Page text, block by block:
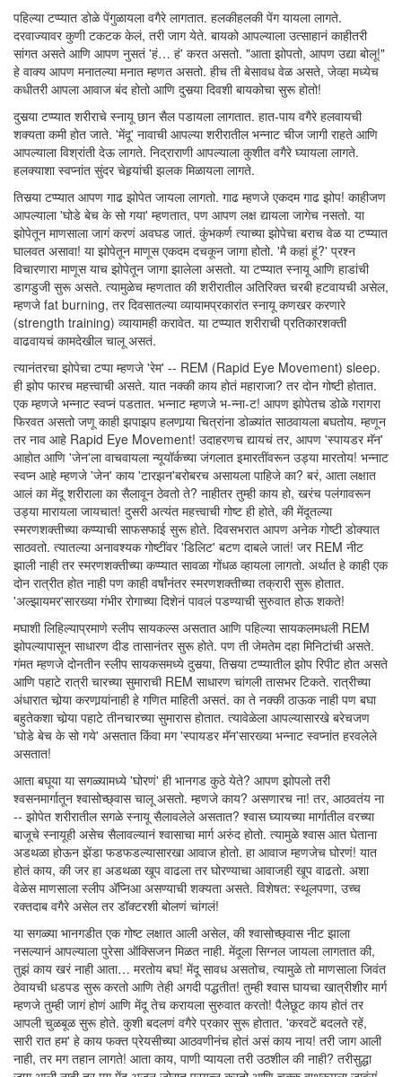
पहिल्या टप्प्यात डोळे पेंगुळायला वगैरे लागतात. हलकीहलकी पेंग यायला लागते.
दरवाज्यावर कुणी टकटक केलं, तरी जाग येते. बायको आपल्याला उत्साहानं काहीतरी
सांगत असते आणि आपण नुसतं 'हं… हं' करत असतो. "आता झोपतो, आपण उद्या बोलू!"
हे वाक्य आपण मनातल्या मनात म्हणत असतो. हीच ती बेसावध वेळ असते, जेव्हा मध्येच
कधीतरी आपला आवाज बंद होतो आणि दुसर्‍या दिवशी बायकोचा सुरू होतो!
दुसर्‍या टप्प्यात शरीराचे स्नायू छान सैल पडायला लागतात. हात-पाय वगैरे हलवायची
शक्यता कमी होत जाते. 'मेंदू' नावाची आपल्या शरीरातील भन्नाट चीज जागी राहते आणि
आपल्याला विश्रांती देऊ लागते. निद्राराणी आपल्याला कुशीत वगैरे घ्यायला लागते.
हलक्याशा स्वप्नांत सुंदर चेहर्‍यांची झलक मिळायला लागते.
तिसर्‍या टप्प्यात आपण गाढ झोपेत जायला लागतो. गाढ म्हणजे एकदम गाढ झोप! काहीजण
आपल्याला 'घोडे बेच के सो गया' म्हणतात, पण आपण लक्ष द्यायला जागेच नसतो. या
झोपेतून माणसाला जागं करणं अवघड जातं. कुंभकर्ण त्याच्या झोपेचा बराच वेळ या टप्प्यात
घालवत असावा! या झोपेतून माणूस एकदम दचकून जागा होतो. 'मै कहां हूं?' प्रश्न
विचारणारा माणूस याच झोपेतून जागा झालेला असतो. या टप्प्यात स्नायू आणि हाडांची
डागडुजी सुरू असते. त्यामुळेच म्हणतात की शरीरातील अतिरिक्त चरबी हटवायची असेल,
म्हणजे fat burning, तर दिवसातल्या व्यायामप्रकारांत स्नायू कणखर करणारे
(strength training) व्यायामही करावेत. या टप्प्यात शरीराची प्रतिकारशक्ती
वाढवायचं कामदेखील चालू असतं.
त्यानंतरचा झोपेचा टप्पा म्हणजे 'रेम' -- REM (Rapid Eye Movement) sleep.
ही झोप फारच महत्त्वाची असते. यात नक्की काय होतं महाराजा? तर दोन गोष्टी होतात.
एक म्हणजे भन्नाट स्वप्नं पडतात. भन्नाट म्हणजे भ-न्ना-ट! आपण झोपेतच डोळे गरागरा
फिरवत असतो जणू काही झपाझप हलणार्‍या चित्रांना डोळ्यांत साठवायला बघतोय. म्हणून
तर नाव आहे Rapid Eye Movement! उदाहरणच द्यायचं तर, आपण 'स्पायडर मॅन'
आहोत आणि 'जेन'ला वाचवायला न्यूयॉर्कच्या जंगलात इमारतींवरून उड्या मारतोय! भन्नाट
स्वप्न आहे म्हणजे 'जेन' काय 'टारझन'बरोबरच असायला पाहिजे का? बरं, आता लक्षात
आलं का मेंदू शरीराला का सैलावून ठेवतो ते? नाहीतर तुम्ही काय हो, खरंच पलंगावरून
उड्या मारायला जायचात! दुसरी अत्यंत महत्त्वाची गोष्ट ही होते, की मेंदूतल्या
स्मरणशक्तीच्या कप्प्याची साफसफाई सुरू होते. दिवसभरात आपण अनेक गोष्टी डोक्यात
साठवतो. त्यातल्या अनावश्यक गोष्टींवर 'डिलिट' बटण दाबले जातं! जर REM नीट
झाली नाही तर स्मरणशक्तीच्या कप्प्यात सावळा गोंधळ व्हायला लागतो. अर्थात हे काही एक
दोन रात्रीत होत नाही पण काही वर्षांनंतर स्मरणशक्तीच्या तक्रारी सुरू होतात.
'अल्झायमर'सारख्या गंभीर रोगाच्या दिशेनं पावलं पडण्याची सुरुवात होऊ शकते!
मघाशी लिहिल्याप्रमाणे स्लीप सायकल्स असतात आणि पहिल्या सायकलमधली REM
झोपल्यापासून साधारण दीड तासानंतर सुरू होते. पण ती जेमतेम दहा मिनिटांची असते.
गंमत म्हणजे दोनतीन स्लीप सायकसमध्ये दुसर्‍या, तिसर्‍या टप्प्यातील झोप रिपीट होत असते
आणि पहाटे रात्री चारच्या सुमाराची REM साधारण चांगली तासभर टिकते. रात्रीच्या
अंधारात चोर्‍या करणार्‍यांनाही हे गणित माहिती असतं. का ते नक्की ठाऊक नाही पण बघा
बहुतेकशा चोर्‍या पहाटे तीनचारच्या सुमारास होतात. त्यावेळेला आपल्यासारखे बरेचजण
'घोडे बेच के सो गये' असतात किंवा मग 'स्पायडर मॅन'सारख्या भन्नाट स्वप्नांत हरवलेले
असतात!
आता बघूया या सगळ्यामध्ये 'घोरणं' ही भानगड कुठे येते? आपण झोपलो तरी
श्वसनमार्गातून श्वासोच्छ्वास चालू असतो. म्हणजे काय? असणारच ना! तर, आठवतंय ना
-- झोपेत शरीरातील सगळे स्नायू सैलावलेले असतात? श्वास घ्यायच्या मार्गातील वरच्या
बाजूचे स्नायूही असेच सैलावल्यानं श्वासाचा मार्ग अरुंद होतो. त्यामुळे श्वास आत घेताना
अडथळा होऊन झेंडा फडफडल्यासारखा आवाज होतो. हा आवाज म्हणजेच घोरणं! यात
होतं काय, की जर हा अडथळा खूप वाढला तर घोरण्याचा आवाजही खूप वाढतो. अशा
वेळेस माणसाला स्लीप अ‍ॅप्निआ असण्याची शक्यता असते. विशेषत: स्थूलपणा, उच्च
रक्तदाब वगैरे असेल तर डॉक्टरशी बोलणं चांगलं!
या सगळ्या भानगडीत एक गोष्ट लक्षात आली असेल, की श्वासोच्छ्वास नीट झाला
नसल्यानं आपल्याला पुरेसा ऑक्सिजन मिळत नाही. मेंदूला सिग्नल जायला लागतात की,
तुझं काय खरं नाही आता… मरतोय बघ! मेंदू सावध असतोच, त्यामुळे तो माणसाला जिवंत
ठेवायची धडपड सुरू करतो आणि तेही अगदी पद्धतीत! तुम्ही श्वास घायचा खात्रीशीर मार्ग
म्हणजे तुम्ही जागं होणं आणि मेंदू तेच करायला सुरुवात करतो! पैलेछूट काय होतं तर
आपली चुळबूळ सुरू होते. कुशी बदलणं वगैरे प्रकार सुरू होतात. 'करवटें बदलते रहें,
सारी रात हम' हे काय फक्त प्रेयसीच्या आठवणीनंच होतं असं काय नाय! तरी जाग आली
नाही, तर मग तहान लागते! आता काय, पाणी प्यायला तरी उठशील की नाही? तरीसुद्धा